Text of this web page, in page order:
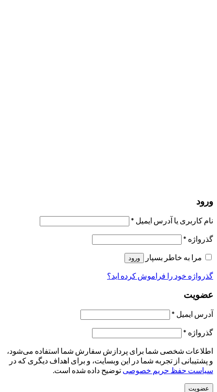
ورود
نام کاربری یا آدرس ایمیل *
گذرواژه *
مرا به خاطر بسپار
ورود
گذرواژه خود را فراموش کرده اید؟
عضویت
آدرس ایمیل *
گذرواژه *
اطلاعات شخصی شما برای پردازش سفارش شما استفاده می‌شود،
و پشتیبانی از تجربه شما در این وبسایت، و برای اهداف دیگری که در
سیاست حفظ حریم خصوصی توضیح داده شده است.
عضویت